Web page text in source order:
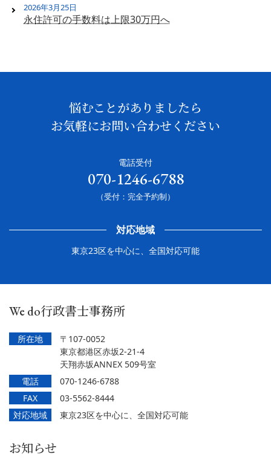
2026年3月25日
永住許可の手数料は上限30万円へ
悩むことがありましたら
お気軽にお問い合わせください
電話受付
070-1246-6788
（受付：完全予約制）
対応地域
東京23区を中心に、全国対応可能
We do行政書士事務所
所在地
〒107-0052
東京都港区赤坂2-21-4
天翔赤坂ANNEX 509号室
電話
070-1246-6788
FAX
03-5562-8444
対応地域
東京23区を中心に、全国対応可能
お知らせ